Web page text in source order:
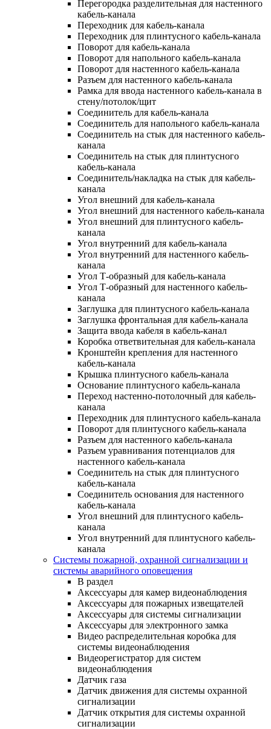
Перегородка разделительная для настенного
кабель-канала
Переходник для кабель-канала
Переходник для плинтусного кабель-канала
Поворот для кабель-канала
Поворот для напольного кабель-канала
Поворот для настенного кабель-канала
Разъем для настенного кабель-канала
Рамка для ввода настенного кабель-канала в
стену/потолок/щит
Соединитель для кабель-канала
Соединитель для напольного кабель-канала
Соединитель на стык для настенного кабель-
канала
Соединитель на стык для плинтусного
кабель-канала
Соединитель/накладка на стык для кабель-
канала
Угол внешний для кабель-канала
Угол внешний для настенного кабель-канала
Угол внешний для плинтусного кабель-
канала
Угол внутренний для кабель-канала
Угол внутренний для настенного кабель-
канала
Угол Т-образный для кабель-канала
Угол Т-образный для настенного кабель-
канала
Заглушка для плинтусного кабель-канала
Заглушка фронтальная для кабель-канала
Защита ввода кабеля в кабель-канал
Коробка ответвительная для кабель-канала
Кронштейн крепления для настенного
кабель-канала
Крышка плинтусного кабель-канала
Основание плинтусного кабель-канала
Переход настенно-потолочный для кабель-
канала
Переходник для плинтусного кабель-канала
Поворот для плинтусного кабель-канала
Разъем для настенного кабель-канала
Разъем уравнивания потенциалов для
настенного кабель-канала
Соединитель на стык для плинтусного
кабель-канала
Соединитель основания для настенного
кабель-канала
Угол внешний для плинтусного кабель-
канала
Угол внутренний для плинтусного кабель-
канала
Системы пожарной, охранной сигнализации и
системы аварийного оповещения
В раздел
Аксессуары для камер видеонаблюдения
Аксессуары для пожарных извещателей
Аксессуары для системы сигнализации
Аксессуары для электронного замка
Видео распределительная коробка для
системы видеонаблюдения
Видеорегистратор для систем
видеонаблюдения
Датчик газа
Датчик движения для системы охранной
сигнализации
Датчик открытия для системы охранной
сигнализации